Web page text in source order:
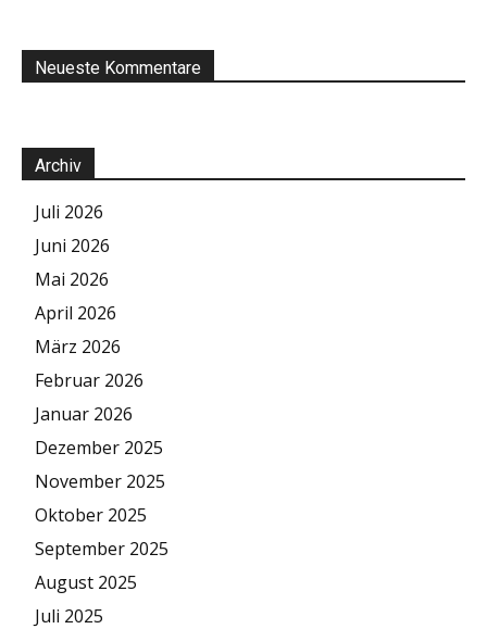
Neueste Kommentare
Archiv
Juli 2026
Juni 2026
Mai 2026
April 2026
März 2026
Februar 2026
Januar 2026
Dezember 2025
November 2025
Oktober 2025
September 2025
August 2025
Juli 2025